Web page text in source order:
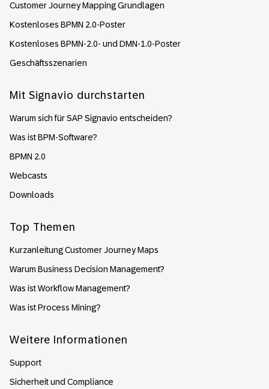
Customer Journey Mapping Grundlagen
Kostenloses BPMN 2.0-Poster
Kostenloses BPMN-2.0- und DMN-1.0-Poster
Geschäftsszenarien
Mit Signavio durchstarten
Warum sich für SAP Signavio entscheiden?
Was ist BPM-Software?
BPMN 2.0
Webcasts
Downloads
Top Themen
Kurzanleitung Customer Journey Maps
Warum Business Decision Management?
Was ist Workflow Management?
Was ist Process Mining?
Weitere Informationen
Support
Sicherheit und Compliance